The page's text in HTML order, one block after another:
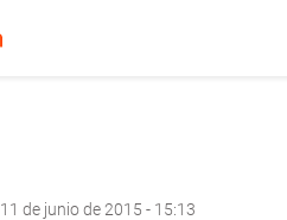
11 de junio de 2015 - 15:13